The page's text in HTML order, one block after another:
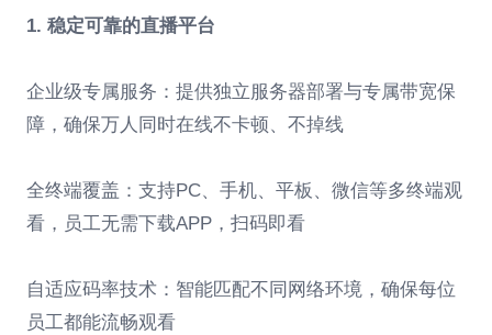
1. 稳定可靠的直播平台
企业级专属服务：提供独立服务器部署与专属带宽保
障，确保万人同时在线不卡顿、不掉线
全终端覆盖：支持PC、手机、平板、微信等多终端观
看，员工无需下载APP，扫码即看
自适应码率技术：智能匹配不同网络环境，确保每位
员工都能流畅观看